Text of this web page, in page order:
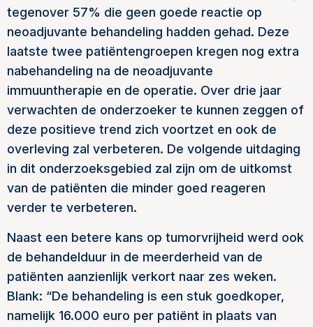
tegenover 57% die geen goede reactie op
neoadjuvante behandeling hadden gehad. Deze
laatste twee patiëntengroepen kregen nog extra
nabehandeling na de neoadjuvante
immuuntherapie en de operatie. Over drie jaar
verwachten de onderzoeker te kunnen zeggen of
deze positieve trend zich voortzet en ook de
overleving zal verbeteren. De volgende uitdaging
in dit onderzoeksgebied zal zijn om de uitkomst
van de patiënten die minder goed reageren
verder te verbeteren.
Naast een betere kans op tumorvrijheid werd ook
de behandelduur in de meerderheid van de
patiënten aanzienlijk verkort naar zes weken.
Blank: “De behandeling is een stuk goedkoper,
namelijk 16.000 euro per patiënt in plaats van